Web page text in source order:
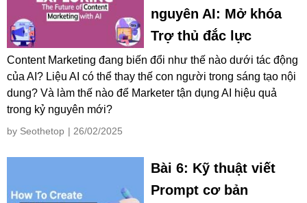
nguyên AI: Mở khóa
Trợ thủ đắc lực
Content Marketing đang biến đổi như thế nào dưới tác động
của AI? Liệu AI có thể thay thế con người trong sáng tạo nội
dung? Và làm thế nào để Marketer tận dụng AI hiệu quả
trong kỷ nguyên mới?
by Seothetop | 26/02/2025
Bài 6: Kỹ thuật viết
Prompt cơ bản